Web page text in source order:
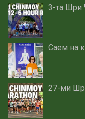
3-та Шри
Саем на
27-ми